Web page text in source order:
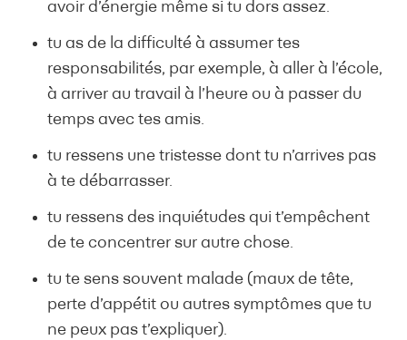
avoir d’énergie même si tu dors assez.
tu as de la difficulté à assumer tes
responsabilités, par exemple, à aller à l’école,
à arriver au travail à l’heure ou à passer du
temps avec tes amis.
tu ressens une tristesse dont tu n’arrives pas
à te débarrasser.
tu ressens des inquiétudes qui t’empêchent
de te concentrer sur autre chose.
tu te sens souvent malade (maux de tête,
perte d’appétit ou autres symptômes que tu
ne peux pas t’expliquer).